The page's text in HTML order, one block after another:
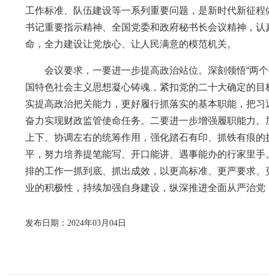
工作标准、队伍建设等一系列重要问题，是新时代新征
书记重要指示精神、全国党委和政府秘书长会议精神，
命，全力建设让党放心、让人民满意的模范机关。
会议要求，一要进一步提高政治站位。深刻领悟“两个
国特色社会主义思想凝心铸魂，紧扣党的二十大确定的
实提高政治把关能力，更好履行抓落实的基本职能，把
奋力实现财政监管使命任务。二要进一步增强履职能力
上下、协调左右的统筹作用，强化踏石有印、抓铁有痕
平，努力培养提笔能写、开口能讲、遇事能办的行家里
排的工作一抓到底、抓出成效，以更高标准、更严要求
业的积极性，持续加强自身建设，纵深推进全面从严治
发布日期：2024年03月04日